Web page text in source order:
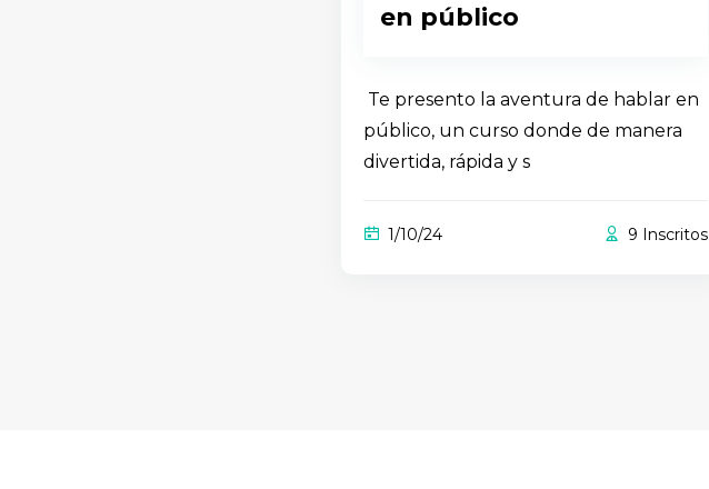
en público
Te presento la aventura de hablar en
público, un curso donde de manera
divertida, rápida y s
1/10/24 9 Inscritos